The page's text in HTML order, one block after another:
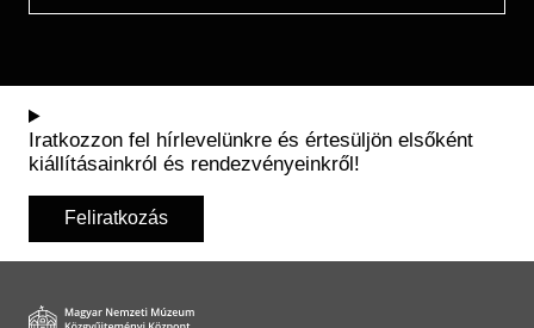
Iratkozzon fel hírlevelünkre és értesüljön elsőként
kiállításainkról és rendezvényeinkről!
Feliratkozás